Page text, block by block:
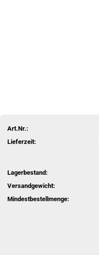
Art.Nr.:
Lieferzeit:
Lagerbestand:
Versandgewicht:
Mindestbestellmenge: